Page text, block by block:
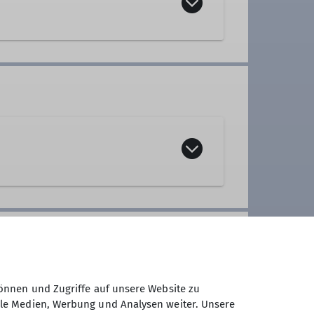
können und körperlich in
und Flachwanderungen (ca. 15
jährlich mindestens eine
und Zugriffe auf unsere Website zu
Medien, Werbung und Analysen weiter. Unsere